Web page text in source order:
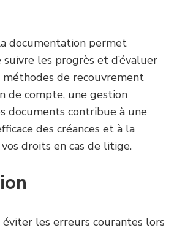
documentation permet
les progrès et d’évaluer
méthodes de recouvrement
de compte, une gestion
documents contribue à une
des créances et à la
droits en cas de litige.
éviter les erreurs courantes lors